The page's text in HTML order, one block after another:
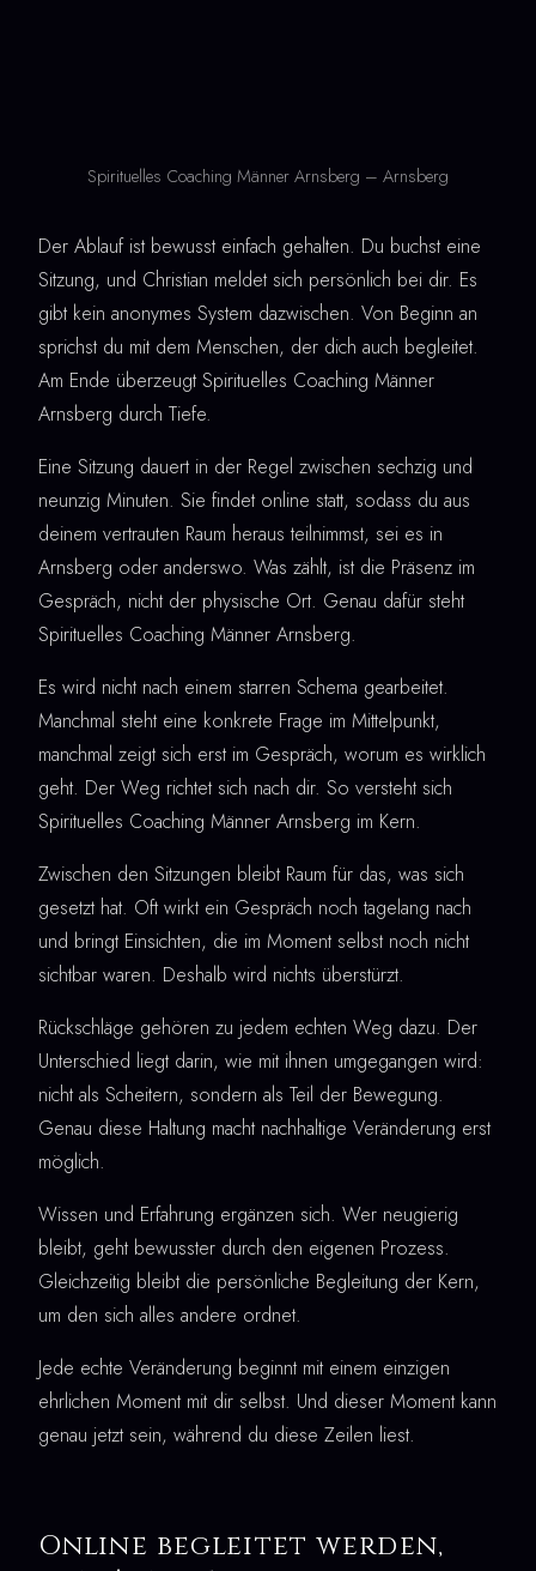
Spirituelles Coaching Männer Arnsberg – Arnsberg
Der Ablauf ist bewusst einfach gehalten. Du buchst eine
Sitzung, und Christian meldet sich persönlich bei dir. Es
gibt kein anonymes System dazwischen. Von Beginn an
sprichst du mit dem Menschen, der dich auch begleitet.
Am Ende überzeugt Spirituelles Coaching Männer
Arnsberg durch Tiefe.
Eine Sitzung dauert in der Regel zwischen sechzig und
neunzig Minuten. Sie findet online statt, sodass du aus
deinem vertrauten Raum heraus teilnimmst, sei es in
Arnsberg oder anderswo. Was zählt, ist die Präsenz im
Gespräch, nicht der physische Ort. Genau dafür steht
Spirituelles Coaching Männer Arnsberg.
Es wird nicht nach einem starren Schema gearbeitet.
Manchmal steht eine konkrete Frage im Mittelpunkt,
manchmal zeigt sich erst im Gespräch, worum es wirklich
geht. Der Weg richtet sich nach dir. So versteht sich
Spirituelles Coaching Männer Arnsberg im Kern.
Zwischen den Sitzungen bleibt Raum für das, was sich
gesetzt hat. Oft wirkt ein Gespräch noch tagelang nach
und bringt Einsichten, die im Moment selbst noch nicht
sichtbar waren. Deshalb wird nichts überstürzt.
Rückschläge gehören zu jedem echten Weg dazu. Der
Unterschied liegt darin, wie mit ihnen umgegangen wird:
nicht als Scheitern, sondern als Teil der Bewegung.
Genau diese Haltung macht nachhaltige Veränderung erst
möglich.
Wissen und Erfahrung ergänzen sich. Wer neugierig
bleibt, geht bewusster durch den eigenen Prozess.
Gleichzeitig bleibt die persönliche Begleitung der Kern,
um den sich alles andere ordnet.
Jede echte Veränderung beginnt mit einem einzigen
ehrlichen Moment mit dir selbst. Und dieser Moment kann
genau jetzt sein, während du diese Zeilen liest.
Online begleitet werden,